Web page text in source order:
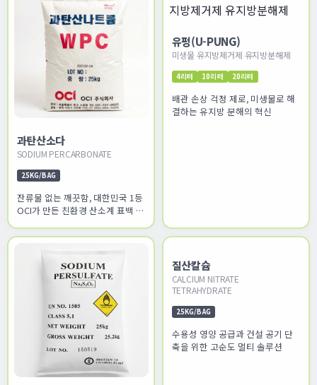
과탄산소다
SODIUM PERCARBONATE
25KG/BAG
잔류물 없는 깨끗함, 대한민국 1등
OCI가 만든 친환경 산소계 표백 솔
유펑(U-PUNG)
미생물 유지방제거제 유지방분해제
4리터 10리터 20리터
배관 손상 걱정 제로, 미생물로 해
결하는 유지방 분해의 혁신